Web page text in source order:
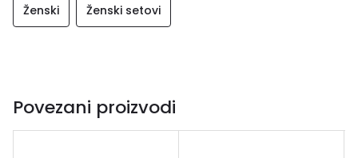
Ženski Ženski setovi
Povezani proizvodi